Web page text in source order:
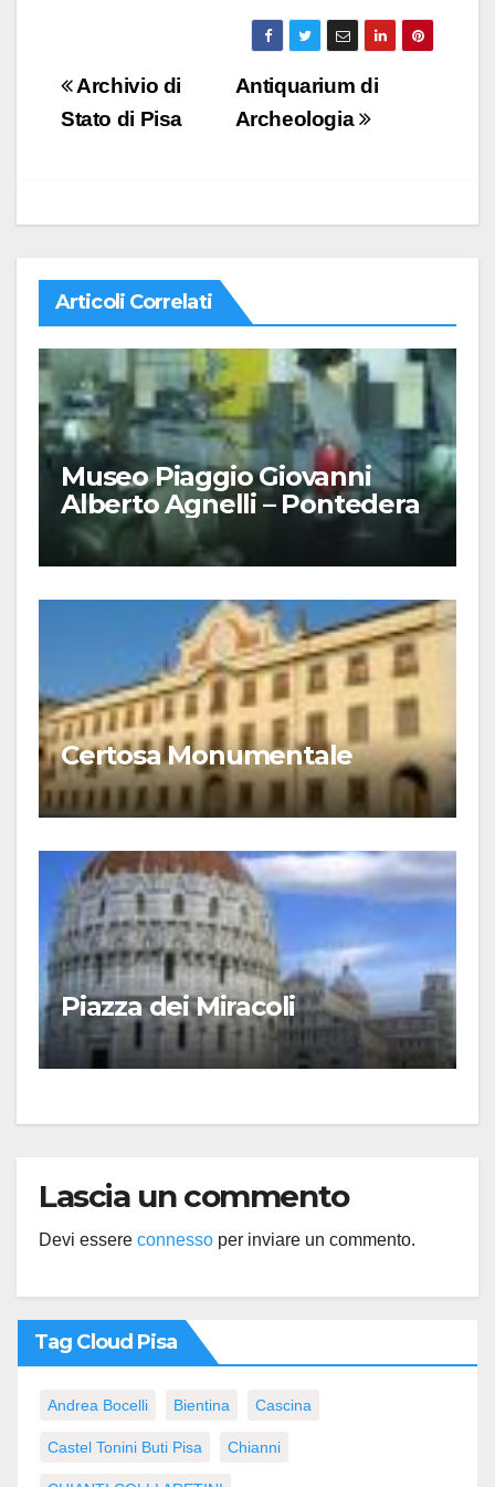
Navigazione
articoli
Antiquarium di
Archeologia
Archivio di
Stato di Pisa
Articoli Correlati
Museo Piaggio Giovanni
Alberto Agnelli – Pontedera
Certosa Monumentale
Piazza dei Miracoli
Lascia un commento
Devi essere connesso per inviare un commento.
Tag Cloud Pisa
Andrea Bocelli Bientina Cascina
Castel Tonini Buti Pisa Chianni